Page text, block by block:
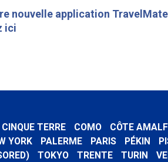
nouvelle application
ici
CINQUE TERRE COMO CÔTE
YORK PALERME PARIS PÉKIN
TOKYO TRENTE TURIN